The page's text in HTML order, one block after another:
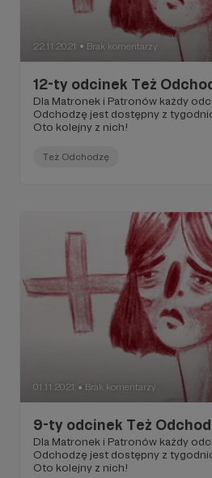
22.11.2021 ● Brak komentarzy
12-ty odcinek Też
Dla Matronek i Patronów każdy
Odchodzę jest dostępny z
Oto kolejny z nich!
Też Odchodzę
01.11.2021 ● Brak komentarzy
9-ty odcinek Też
Dla Matronek i Patronów każdy
Odchodzę jest dostępny z
Oto kolejny z nich!